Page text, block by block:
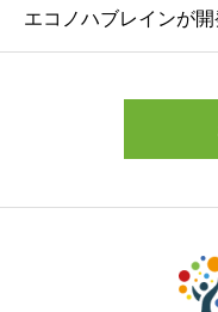
エコノハブレインが開